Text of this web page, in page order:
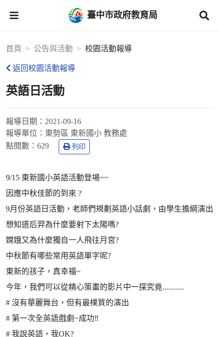
臺中市政府教育局
首頁 公告與活動 校園活動報導
返回校園活動報導
英語日活動
報導日期： 2021-09-16
報導單位： 東勢區 東新國小 教務處
點閱數： 629 列印
9/15 東新國小英語活動登場~~
因應中秋佳節的到來 ?
9月份英語日活動，老師們規劃英語小話劇，由學生擔綱演出
想知道后羿為什麼要射下太陽嗎?
嫦娥又為什麼獨自一人飛往月宮?
中秋節有哪些常用英語單字呢?
東新的孩子，真幸福~
今年，我們可以從精心策畫的影片中一探究竟...........
# 沒有華麗舞台，但有最樸質的演出
# 第一次全英語戲劇~成功‼️
# 我說英語，我OK?